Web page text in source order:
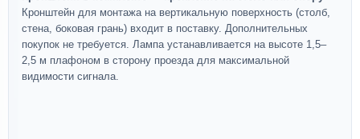
Кронштейн для монтажа на вертикальную поверхность (столб,
стена, боковая грань) входит в поставку. Дополнительных
покупок не требуется. Лампа устанавливается на высоте 1,5–
2,5 м плафоном в сторону проезда для максимальной
видимости сигнала.